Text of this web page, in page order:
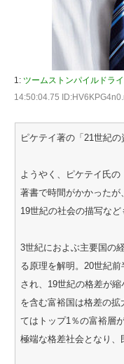
1: ツームストンパイルドラ
14:50:04.75
ピケテイ著の「21世紀
ようやく、ピケテイ氏
著書で時間がかかった
19世紀の社会の描写など
3世紀におよぶ主要国の
る原理を解明。20世紀
され、19世紀の格差が
を含む富裕国は格差の拡
てはトップ1％の富裕層
極端な格差社会となり、